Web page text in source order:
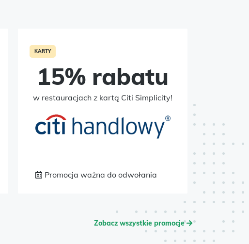
KARTY
15% rabatu
w restauracjach z kartą Citi Simplicity!
Promocja ważna do odwołania
Zobacz wszystkie promocje